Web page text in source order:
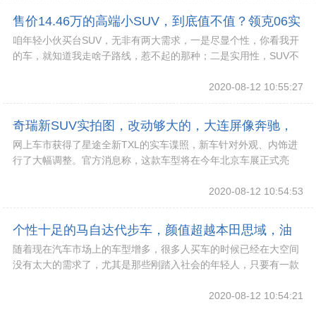
售价14.46万的高端小SUV，到底值不值？领克06实
拍
咱年轻小伙买台SUV，无非有两大需求，一是尽显个性，你看我开
的车，就知道我走啥子路线，惹不起的那种；二是实用性，SUV不
2020-08-12 10:55:27
奇瑞新SUV实拍图，改动够大的，大连屏像奔驰，
下月就能看实车了
网上车市获得了星途全新TXL的实车谍照，新车针对外观、内饰进
行了大幅调整。官方消息称，这款车型将在今年北京车展正式亮
2020-08-12 10:54:53
个性十足的马自达代步车，颜值超越本田思域，油
耗5.8L，11.59万起
随着现在汽车市场上的车型增多，很多人买车的时候已经在大空间
没有太大的需求了，尤其是那些刚踏入社会的年轻人，只要有一款
2020-08-12 10:54:21